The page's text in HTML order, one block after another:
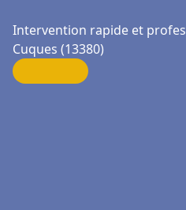
Intervention rapide et
Cuques (13380)